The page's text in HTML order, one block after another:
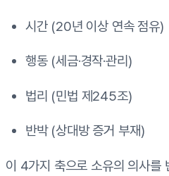
시간 (20년 이상 연속 점유)
행동 (세금·경작·관리)
법리 (민법 제245조)
반박 (상대방 증거 부재)
이 4가지 축으로 소유의 의사를